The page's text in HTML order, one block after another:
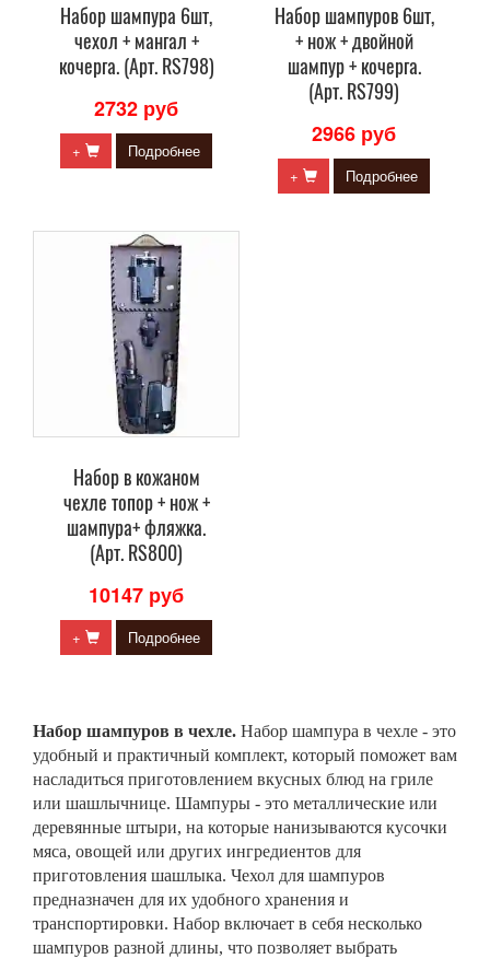
Набор шампура 6шт,
чехол + мангал +
кочерга. (Арт. RS798)
2732 руб
+ Подробнее
Набор шампуров 6шт,
+ нож + двойной
шампур + кочерга.
(Арт. RS799)
2966 руб
+ Подробнее
Набор в кожаном
чехле топор + нож +
шампура+ фляжка.
(Арт. RS800)
10147 руб
+ Подробнее
Набор шампуров в чехле. Набор шампура в чехле - это
удобный и практичный комплект, который поможет вам
насладиться приготовлением вкусных блюд на гриле
или шашлычнице. Шампуры - это металлические или
деревянные штыри, на которые нанизываются кусочки
мяса, овощей или других ингредиентов для
приготовления шашлыка. Чехол для шампуров
предназначен для их удобного хранения и
транспортировки. Набор включает в себя несколько
шампуров разной длины, что позволяет выбрать